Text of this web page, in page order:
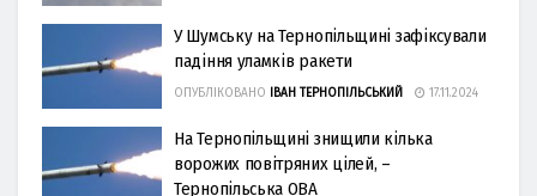
У Шумську на Тернопільщині зафіксували
падіння уламків ракети
ОПУБЛІКОВАНО ІВАН ТЕРНОПІЛЬСЬКИЙ 17.11.2024
На Тернопільщині знищили кілька
ворожих повітряних цілей, –
Тернопільська ОВА